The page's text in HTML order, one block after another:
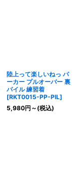
陸上って楽しいねっ パ
ーカー プルオーバー 裏
パイル 練習着
[RKT0015-PP-PIL]
5,980円 ～ (税込)